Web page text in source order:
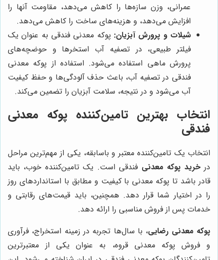
عمرانی، وزن سازه‌ها را کاهش می‌دهد، مقاومت آنها را
افزایش می‌دهد، و هزینه‌های ساخت را کاهش می‌دهد.
شیلات و پرورش آبزیان: پوکه معدنی فندقی به عنوان یک
فیلتر طبیعی، در تصفیه آب استخرها و حوضچه‌های
پرورش ماهی استفاده می‌شود. استفاده از پوکه معدنی
فندقی در تصفیه آب، باعث حذف آلودگی‌ها و حفظ کیفیت
آب می‌شود و در نتیجه، سلامت آبزیان را تضمین می‌کند.
انتخاب بهترین تامین‌کننده پوکه معدنی
فندقی
انتخاب یک تامین‌کننده معتبر و باسابقه، یکی از مهم‌ترین مراحل
درخرید پوکه معدنی فندقی است. یک تامین‌کننده خوب، باید
قادر باشد تا پوکه معدنی با کیفیت و مطابق با استانداردهای روز
را در اختیار شما قرار دهد. همچنین، باید قیمت‌های رقابتی و
خدمات پس از فروش مناسبی را ارائه دهد.
پوکه معدنی رضایی، با سال‌ها تجربه در زمینه استخراج، فرآوری
و فروش پوکه معدنی قروه، به عنوان یکی از معتبرترین